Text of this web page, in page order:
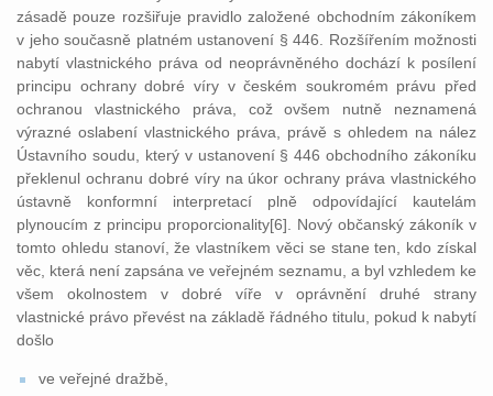
zásadě pouze rozšiřuje pravidlo založené obchodním zákoníkem
v jeho současně platném ustanovení § 446. Rozšířením možnosti
nabytí vlastnického práva od neoprávněného dochází k posílení
principu ochrany dobré víry v českém soukromém právu před
ochranou vlastnického práva, což ovšem nutně neznamená
výrazné oslabení vlastnického práva, právě s ohledem na nález
Ústavního soudu, který v ustanovení § 446 obchodního zákoníku
překlenul ochranu dobré víry na úkor ochrany práva vlastnického
ústavně konformní interpretací plně odpovídající kautelám
plynoucím z principu proporcionality[6]. Nový občanský zákoník v
tomto ohledu stanoví, že vlastníkem věci se stane ten, kdo získal
věc, která není zapsána ve veřejném seznamu, a byl vzhledem ke
všem okolnostem v dobré víře v oprávnění druhé strany
vlastnické právo převést na základě řádného titulu, pokud k nabytí
došlo
ve veřejné dražbě,